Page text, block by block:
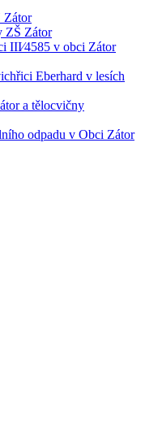
Zátor
ZŠ Zátor
III⁄4585 v obci Zátor
Eberhard v lesích
a tělocvičny
odpadu v Obci Zátor